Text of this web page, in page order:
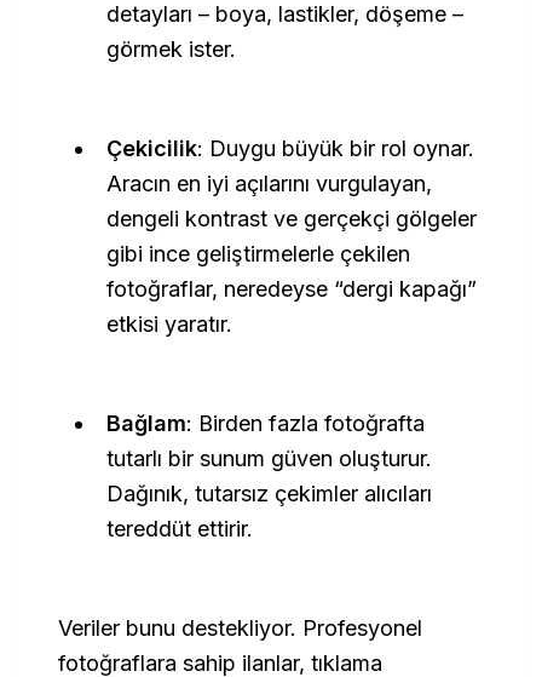
detayları – boya, lastikler, döşeme –
görmek ister.
Çekicilik: Duygu büyük bir rol oynar.
Aracın en iyi açılarını vurgulayan,
dengeli kontrast ve gerçekçi gölgeler
gibi ince geliştirmelerle çekilen
fotoğraflar, neredeyse “dergi kapağı”
etkisi yaratır.
Bağlam: Birden fazla fotoğrafta
tutarlı bir sunum güven oluşturur.
Dağınık, tutarsız çekimler alıcıları
tereddüt ettirir.
Veriler bunu destekliyor. Profesyonel
fotoğraflara sahip ilanlar, tıklama